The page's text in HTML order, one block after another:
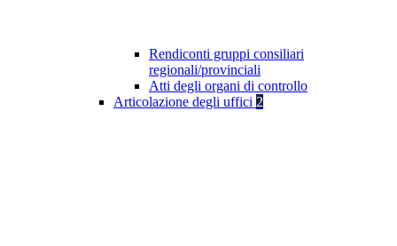
Rendiconti gruppi consiliari
regionali/provinciali
Atti degli organi di controllo
Articolazione degli uffici 2